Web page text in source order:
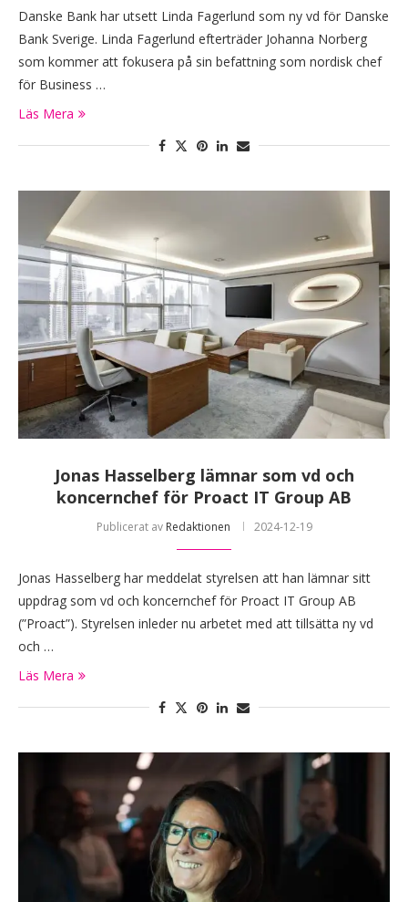
Danske Bank har utsett Linda Fagerlund som ny vd för Danske
Bank Sverige. Linda Fagerlund efterträder Johanna Norberg
som kommer att fokusera på sin befattning som nordisk chef
för Business …
Läs Mera
Jonas Hasselberg lämnar som vd och
koncernchef för Proact IT Group AB
Publicerat av Redaktionen 2024-12-19
Jonas Hasselberg har meddelat styrelsen att han lämnar sitt
uppdrag som vd och koncernchef för Proact IT Group AB
(”Proact”). Styrelsen inleder nu arbetet med att tillsätta ny vd
och …
Läs Mera